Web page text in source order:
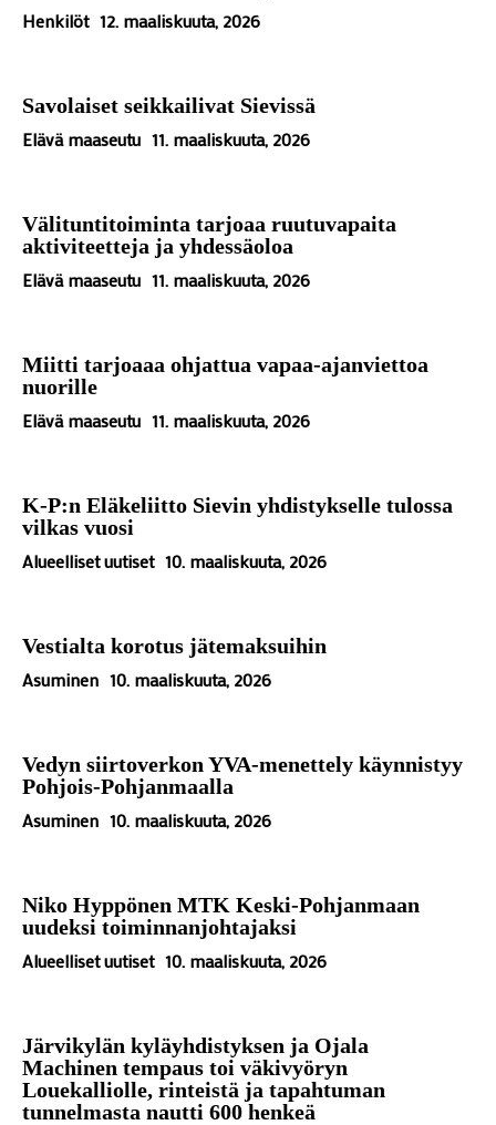
Henkilöt 12. maaliskuuta, 2026
Savolaiset seikkailivat Sievissä
Elävä maaseutu 11. maaliskuuta, 2026
Välituntitoiminta tarjoaa ruutuvapaita
aktiviteetteja ja yhdessäoloa
Elävä maaseutu 11. maaliskuuta, 2026
Miitti tarjoaaa ohjattua vapaa-ajanviettoa
nuorille
Elävä maaseutu 11. maaliskuuta, 2026
K-P:n Eläkeliitto Sievin yhdistykselle tulossa
vilkas vuosi
Alueelliset uutiset 10. maaliskuuta, 2026
Vestialta korotus jätemaksuihin
Asuminen 10. maaliskuuta, 2026
Vedyn siirtoverkon YVA-menettely käynnistyy
Pohjois-Pohjanmaalla
Asuminen 10. maaliskuuta, 2026
Niko Hyppönen MTK Keski-Pohjanmaan
uudeksi toiminnanjohtajaksi
Alueelliset uutiset 10. maaliskuuta, 2026
Järvikylän kyläyhdistyksen ja Ojala
Machinen tempaus toi väkivyöryn
Louekalliolle, rinteistä ja tapahtuman
tunnelmasta nautti 600 henkeä